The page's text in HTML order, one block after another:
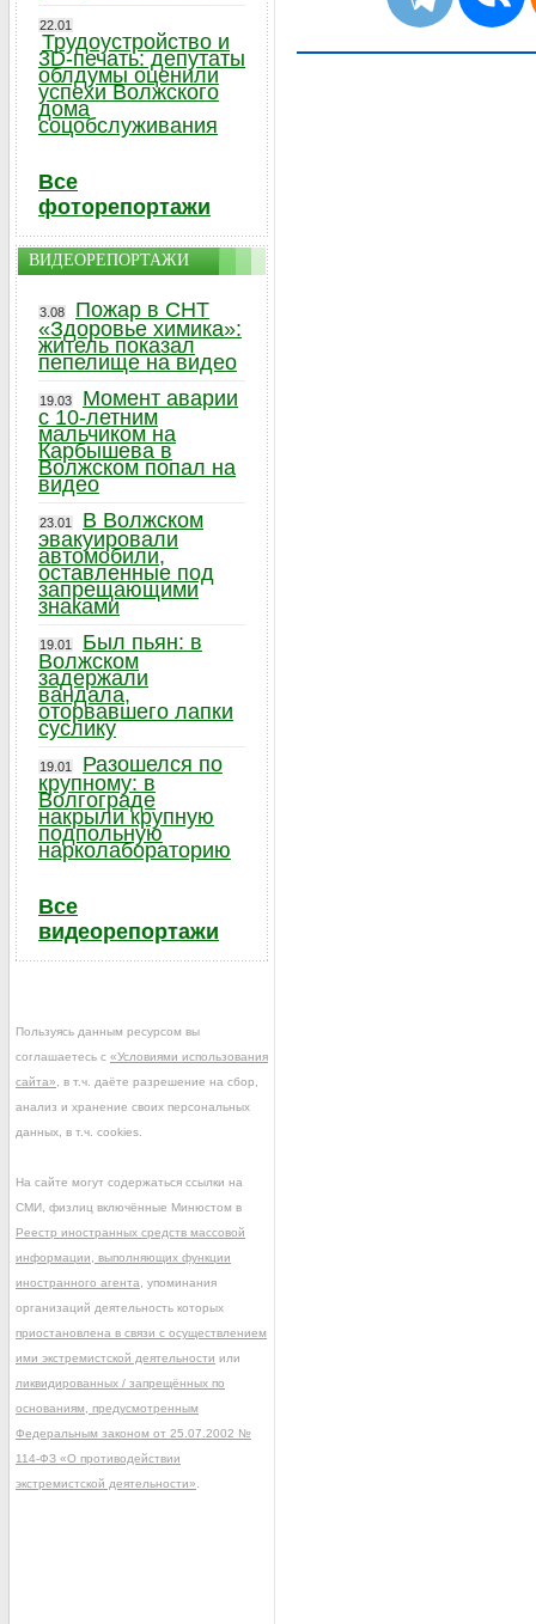
22.01
Трудоустройство и
3D-печать: депутаты
облдумы оценили
успехи Волжского
дома
соцобслуживания
Все
фоторепортажи
ВИДЕОРЕПОРТАЖИ
3.08
Пожар в СНТ
«Здоровье химика»:
житель показал
пепелище на видео
19.03
Момент аварии
с 10-летним
мальчиком на
Карбышева в
Волжском попал на
видео
23.01
В Волжском
эвакуировали
автомобили,
оставленные под
запрещающими
знаками
19.01
Был пьян: в
Волжском
задержали
вандала,
оторвавшего лапки
суслику
19.01
Разошелся по
крупному: в
Волгограде
накрыли крупную
подпольную
нарколабораторию
Все
видеорепортажи
Пользуясь данным ресурсом вы
соглашаетесь с «Условиями использования
сайта» , в т.ч. даёте разрешение на сбор,
анализ и хранение своих персональных
данных, в т.ч. cookies.
На сайте могут содержаться ссылки на
СМИ, физлиц включённые Минюстом в
Реестр иностранных средств массовой
информации, выполняющих функции
иностранного агента , упоминания
организаций деятельность которых
приостановлена в связи с осуществлением
ими экстремистской деятельности или
ликвидированных / запрещённых по
основаниям, предусмотренным
Федеральным законом от 25.07.2002 №
114-ФЗ «О противодействии
экстремистской деятельности»